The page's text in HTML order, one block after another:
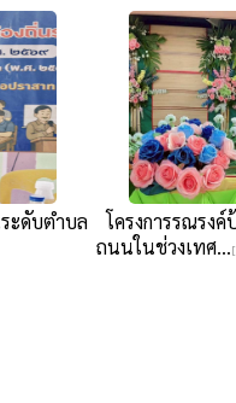
ะดับตำบล
โครงการรณรง
ถนนในช่วงเทศ...